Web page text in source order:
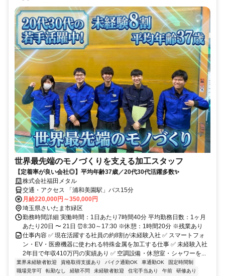
世界最先端のモノづくりを支える加工スタッフ
【定着率が良い会社◎】平均年齢37歳／20代30代活躍多数✨
株式会社福田メタル
交通・アクセス 「浦和美園駅」バス15分
月給220,000円～350,000円
埼玉県さいたま市緑区
勤務時間詳細 実働時間：1日あたり7時間40分 平均勤務日数：1ヶ月
あたり20日 〜 21日 ⏰8:30～17:30 ※休憩：1時間20分 ※残業あり
仕事内容 ✅ 現在活躍する社員の約8割が未経験入社 ✅ スマートフォ
ン・EV・医療機器に使われる特殊金属を加工する仕事 ✅ 未経験入社
2年目で年収410万円の実績あり ✅ 空調設備・休憩室・シャワーを...
業界未経験者歓迎 資格取得支援あり バイク通勤OK 車通勤OK
固定時間制
職場見学可
転勤なし 経験不問 未経験者歓迎 住宅手当あり 午前
研修あり